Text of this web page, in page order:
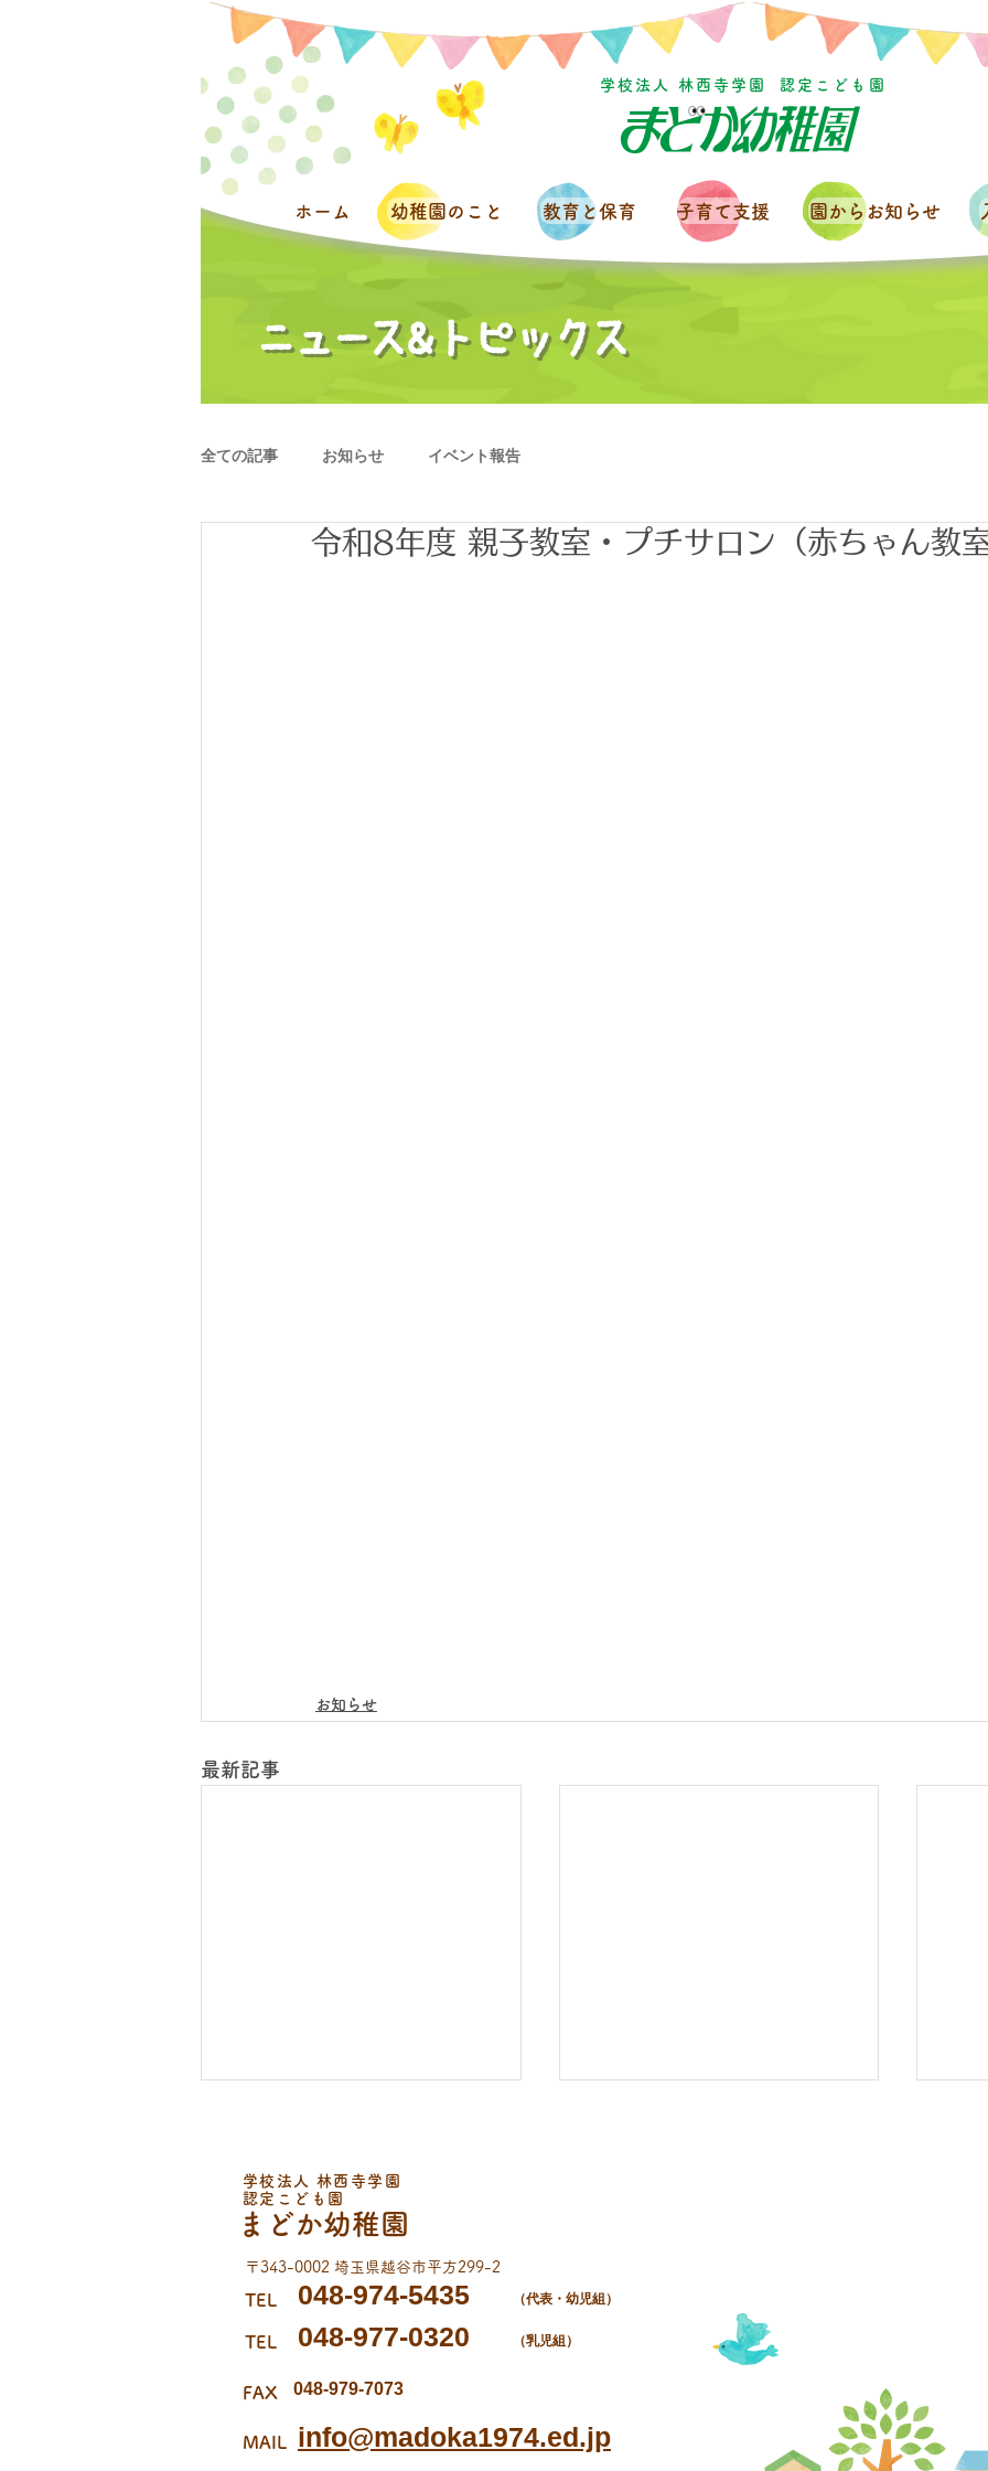
学校法人 林西寺学園 認定こども園
ホーム 幼稚園のこと 教育と保育 子育て支援 園からお知らせ
全ての記事 お知らせ イベント報告
令和8年度 親子教室・プチサロン（赤ちゃん教
お知らせ
最新記事
幼稚園見学会のお知らせ
令和8年(2026年) 越谷市保
育施設一斉見学会
学校法人 林西寺学園
認定こども園
まどか幼稚園
〒343-0002 埼玉県越谷市平方299-2
TEL 048-974-5435
FAX 048-979-7073
MAIL info@madoka1974.ed.jp
（代表・幼児組）
TEL 048-977-0320 （乳児組）